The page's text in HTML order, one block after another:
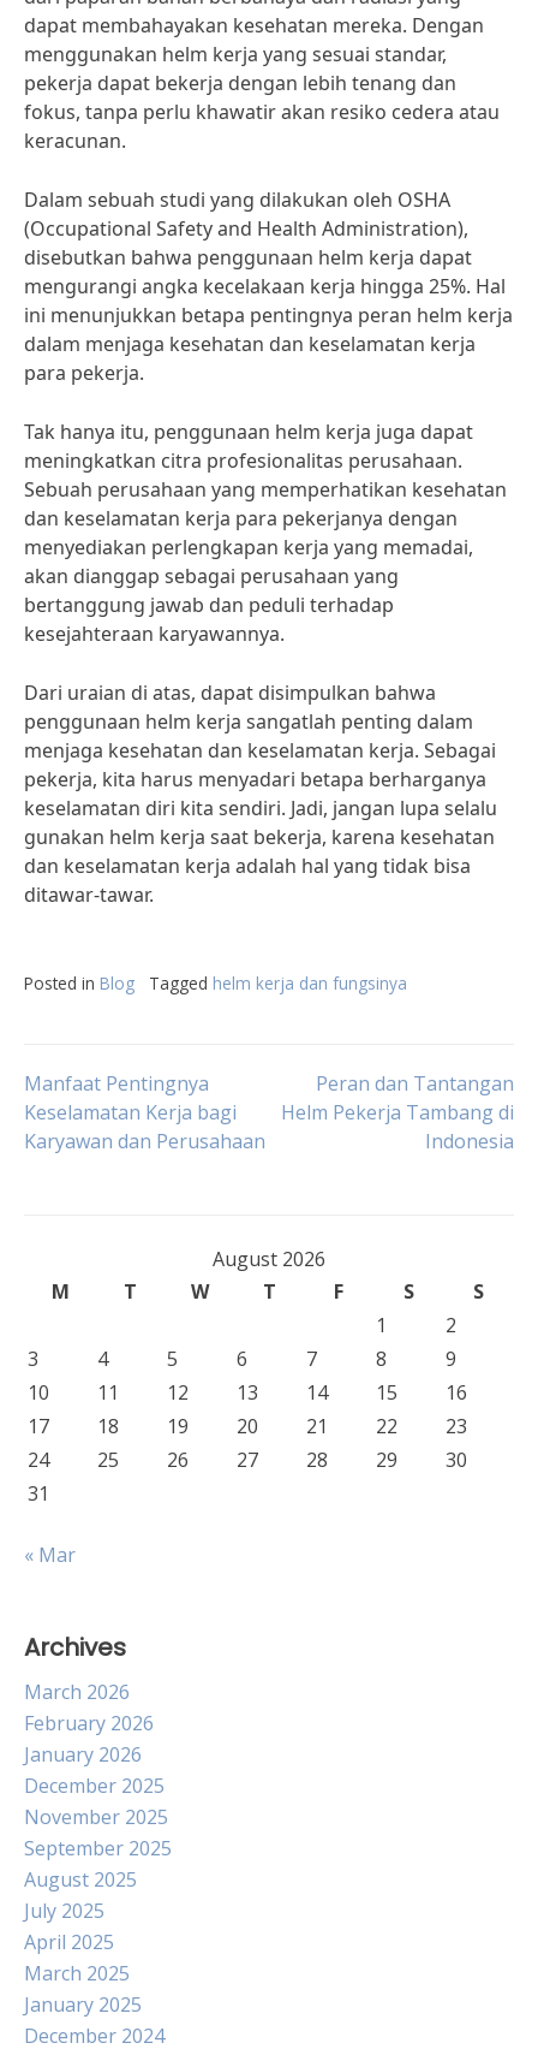
dapat membahayakan kesehatan mereka. Dengan
menggunakan helm kerja yang sesuai standar,
pekerja dapat bekerja dengan lebih tenang dan
fokus, tanpa perlu khawatir akan resiko cedera atau
keracunan.
Dalam sebuah studi yang dilakukan oleh OSHA
(Occupational Safety and Health Administration),
disebutkan bahwa penggunaan helm kerja dapat
mengurangi angka kecelakaan kerja hingga 25%. Hal
ini menunjukkan betapa pentingnya peran helm kerja
dalam menjaga kesehatan dan keselamatan kerja
para pekerja.
Tak hanya itu, penggunaan helm kerja juga dapat
meningkatkan citra profesionalitas perusahaan.
Sebuah perusahaan yang memperhatikan kesehatan
dan keselamatan kerja para pekerjanya dengan
menyediakan perlengkapan kerja yang memadai,
akan dianggap sebagai perusahaan yang
bertanggung jawab dan peduli terhadap
kesejahteraan karyawannya.
Dari uraian di atas, dapat disimpulkan bahwa
penggunaan helm kerja sangatlah penting dalam
menjaga kesehatan dan keselamatan kerja. Sebagai
pekerja, kita harus menyadari betapa berharganya
keselamatan diri kita sendiri. Jadi, jangan lupa selalu
gunakan helm kerja saat bekerja, karena kesehatan
dan keselamatan kerja adalah hal yang tidak bisa
ditawar-tawar.
Posted in Blog Tagged helm kerja dan fungsinya
Post
navigation
Manfaat Pentingnya
Keselamatan Kerja bagi
Karyawan dan Perusahaan
Peran dan Tantangan
Helm Pekerja Tambang di
Indonesia
August 2026
M
T W T F S
S
1
2
3
4 5 6 7 8
9
10
11 12 13 14 15
16
17
18 19 20 21 22
23
24
25 26 27 28 29
30
31
« Mar
Archives
March 2026
February 2026
January 2026
December 2025
November 2025
September 2025
August 2025
July 2025
April 2025
March 2025
January 2025
December 2024